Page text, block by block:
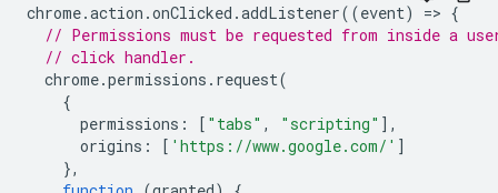
chrome.action .onClicked .addListener((event) => {
// Permissions must be requested from inside a
// click handler.
chrome.permissions . request(
{
permissions : [ "tabs" , "scripting" ],
origins : [ 'https://www.google.com/' ]
},